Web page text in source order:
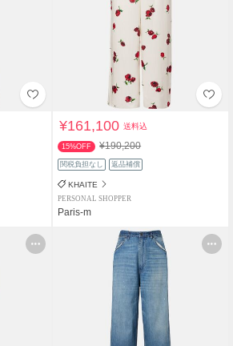
¥161,100送料込
15%OFF ¥190,200
関税負担なし 返品補償
KHAITE
PERSONAL SHOPPER
Paris-m